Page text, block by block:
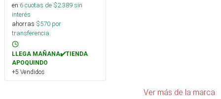
en 6cuotas de $2.389sin
interés
ahorras $570 por
transferencia.
LLEGA MAÑANA✔️TIENDA
APOQUINDO
+5 Vendidos
Ver más de la marca